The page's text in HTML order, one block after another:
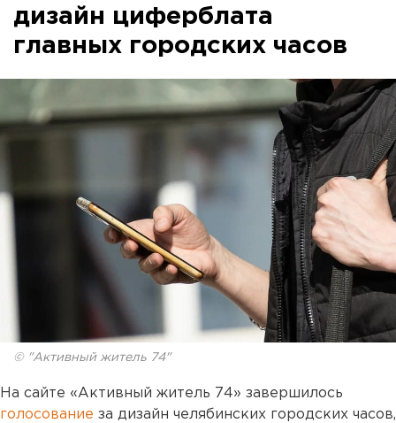
дизайн циферблата
главных городских часов
© "Активный житель 74"
На сайте «Активный житель 74» завершилось
голосование за дизайн челябинских городских часов,